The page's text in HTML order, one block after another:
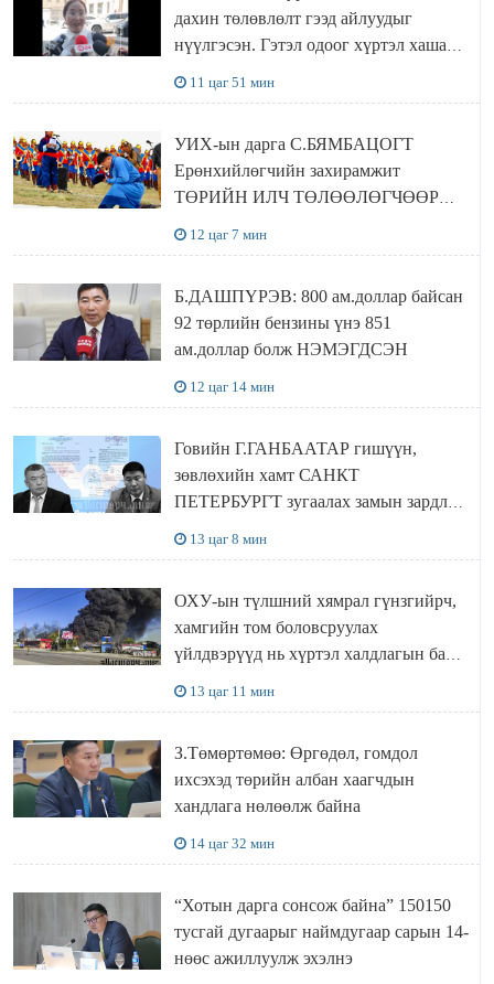
дахин төлөвлөлт гээд айлуудыг
нүүлгэсэн. Гэтэл одоог хүртэл хашаа
11 цаг 51 мин
УИХ-ын дарга С.БЯМБАЦОГТ
Ерөнхийлөгчийн захирамжит
ТӨРИЙН ИЛЧ ТӨЛӨӨЛӨГЧӨӨР
12 цаг 7 мин
Б.ДАШПҮРЭВ: 800 ам.доллар байсан
92 төрлийн бензины үнэ 851
ам.доллар болж НЭМЭГДСЭН
12 цаг 14 мин
Говийн Г.ГАНБААТАР гишүүн,
зөвлөхийн хамт САНКТ
ПЕТЕРБУРГТ зугаалах замын зардлаа
13 цаг 8 мин
ОХУ-ын түлшний хямрал гүнзгийрч,
хамгийн том боловсруулах
үйлдвэрүүд нь хүртэл халдлагын бай
13 цаг 11 мин
З.Төмөртөмөө: Өргөдөл, гомдол
ихсэхэд төрийн албан хаагчдын
хандлага нөлөөлж байна
14 цаг 32 мин
“Хотын дарга сонсож байна” 150150
тусгай дугаарыг наймдугаар сарын 14-
нөөс ажиллуулж эхэлнэ